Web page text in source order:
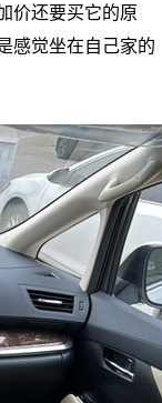
价还要买它的原
感觉坐在自己家的